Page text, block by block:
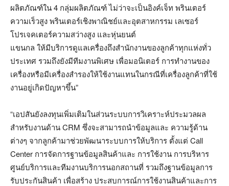
ผลิตภัณฑ์ใน 4 กลุ่มผลิตภัณฑ์ ไม่ว่าจะเป็นอิงค์เจ็ท พรินเตอร์
ความเร็วสูง พรินเตอร์เชิงพาณิชย์และอุตสาหกรรม เลเซอร์
โปรเจคเตอร์ความสว่างสูง และหุ่นยนต์
แขนกล ให้มีบริการดูแลเครื่องถึงสำนักงานของลูกค้าทุกแห่งทั่ว
ประเทศ รวมถึงยังมีทีมงานพิเศษ เพื่อมอนิเตอร์ การทำงานของ
เครื่องหรือมีเครื่องสำรองให้ใช้งานแทนในกรณีที่เครื่องลูกค้าที่ใช้
งานอยู่เกิดปัญหาขึ้น”
“เอปสันยังลงทุนเพิ่มเติมในส่วนระบบการวิเคราะห์ประมวลผล
สำหรับงานด้าน CRM ซึ่งจะสามารถนำข้อมูลและ ความรู้ด้าน
ต่างๆ จากลูกค้ามาช่วยพัฒนาระบบการให้บริการ ตั้งแต่ Call
Center การจัดการฐานข้อมูลสินค้าและ การใช้งาน การบริหาร
ศูนย์บริการและทีมงานบริการนอกสถานที่ รวมถึงฐานข้อมูลการ
รับประกันสินค้า เพื่อสร้าง ประสบการณ์การใช้งานสินค้าและการ